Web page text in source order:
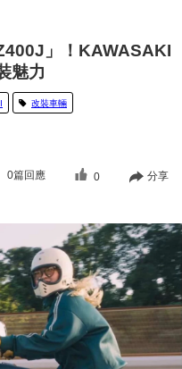
」！KAWASAKI
魅力
改裝車輛
0篇回應 0 分享